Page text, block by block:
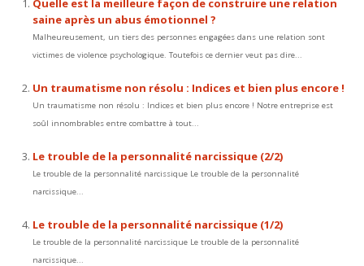
Quelle est la meilleure façon de construire une relation
saine après un abus émotionnel ?
Malheureusement, un tiers des personnes engagées dans une relation sont
victimes de violence psychologique. Toutefois ce dernier veut pas dire...
Un traumatisme non résolu : Indices et bien plus encore !
Un traumatisme non résolu : Indices et bien plus encore ! Notre entreprise est
soûl innombrables entre combattre à tout...
Le trouble de la personnalité narcissique (2/2)
Le trouble de la personnalité narcissique Le trouble de la personnalité
narcissique...
Le trouble de la personnalité narcissique (1/2)
Le trouble de la personnalité narcissique Le trouble de la personnalité
narcissique...